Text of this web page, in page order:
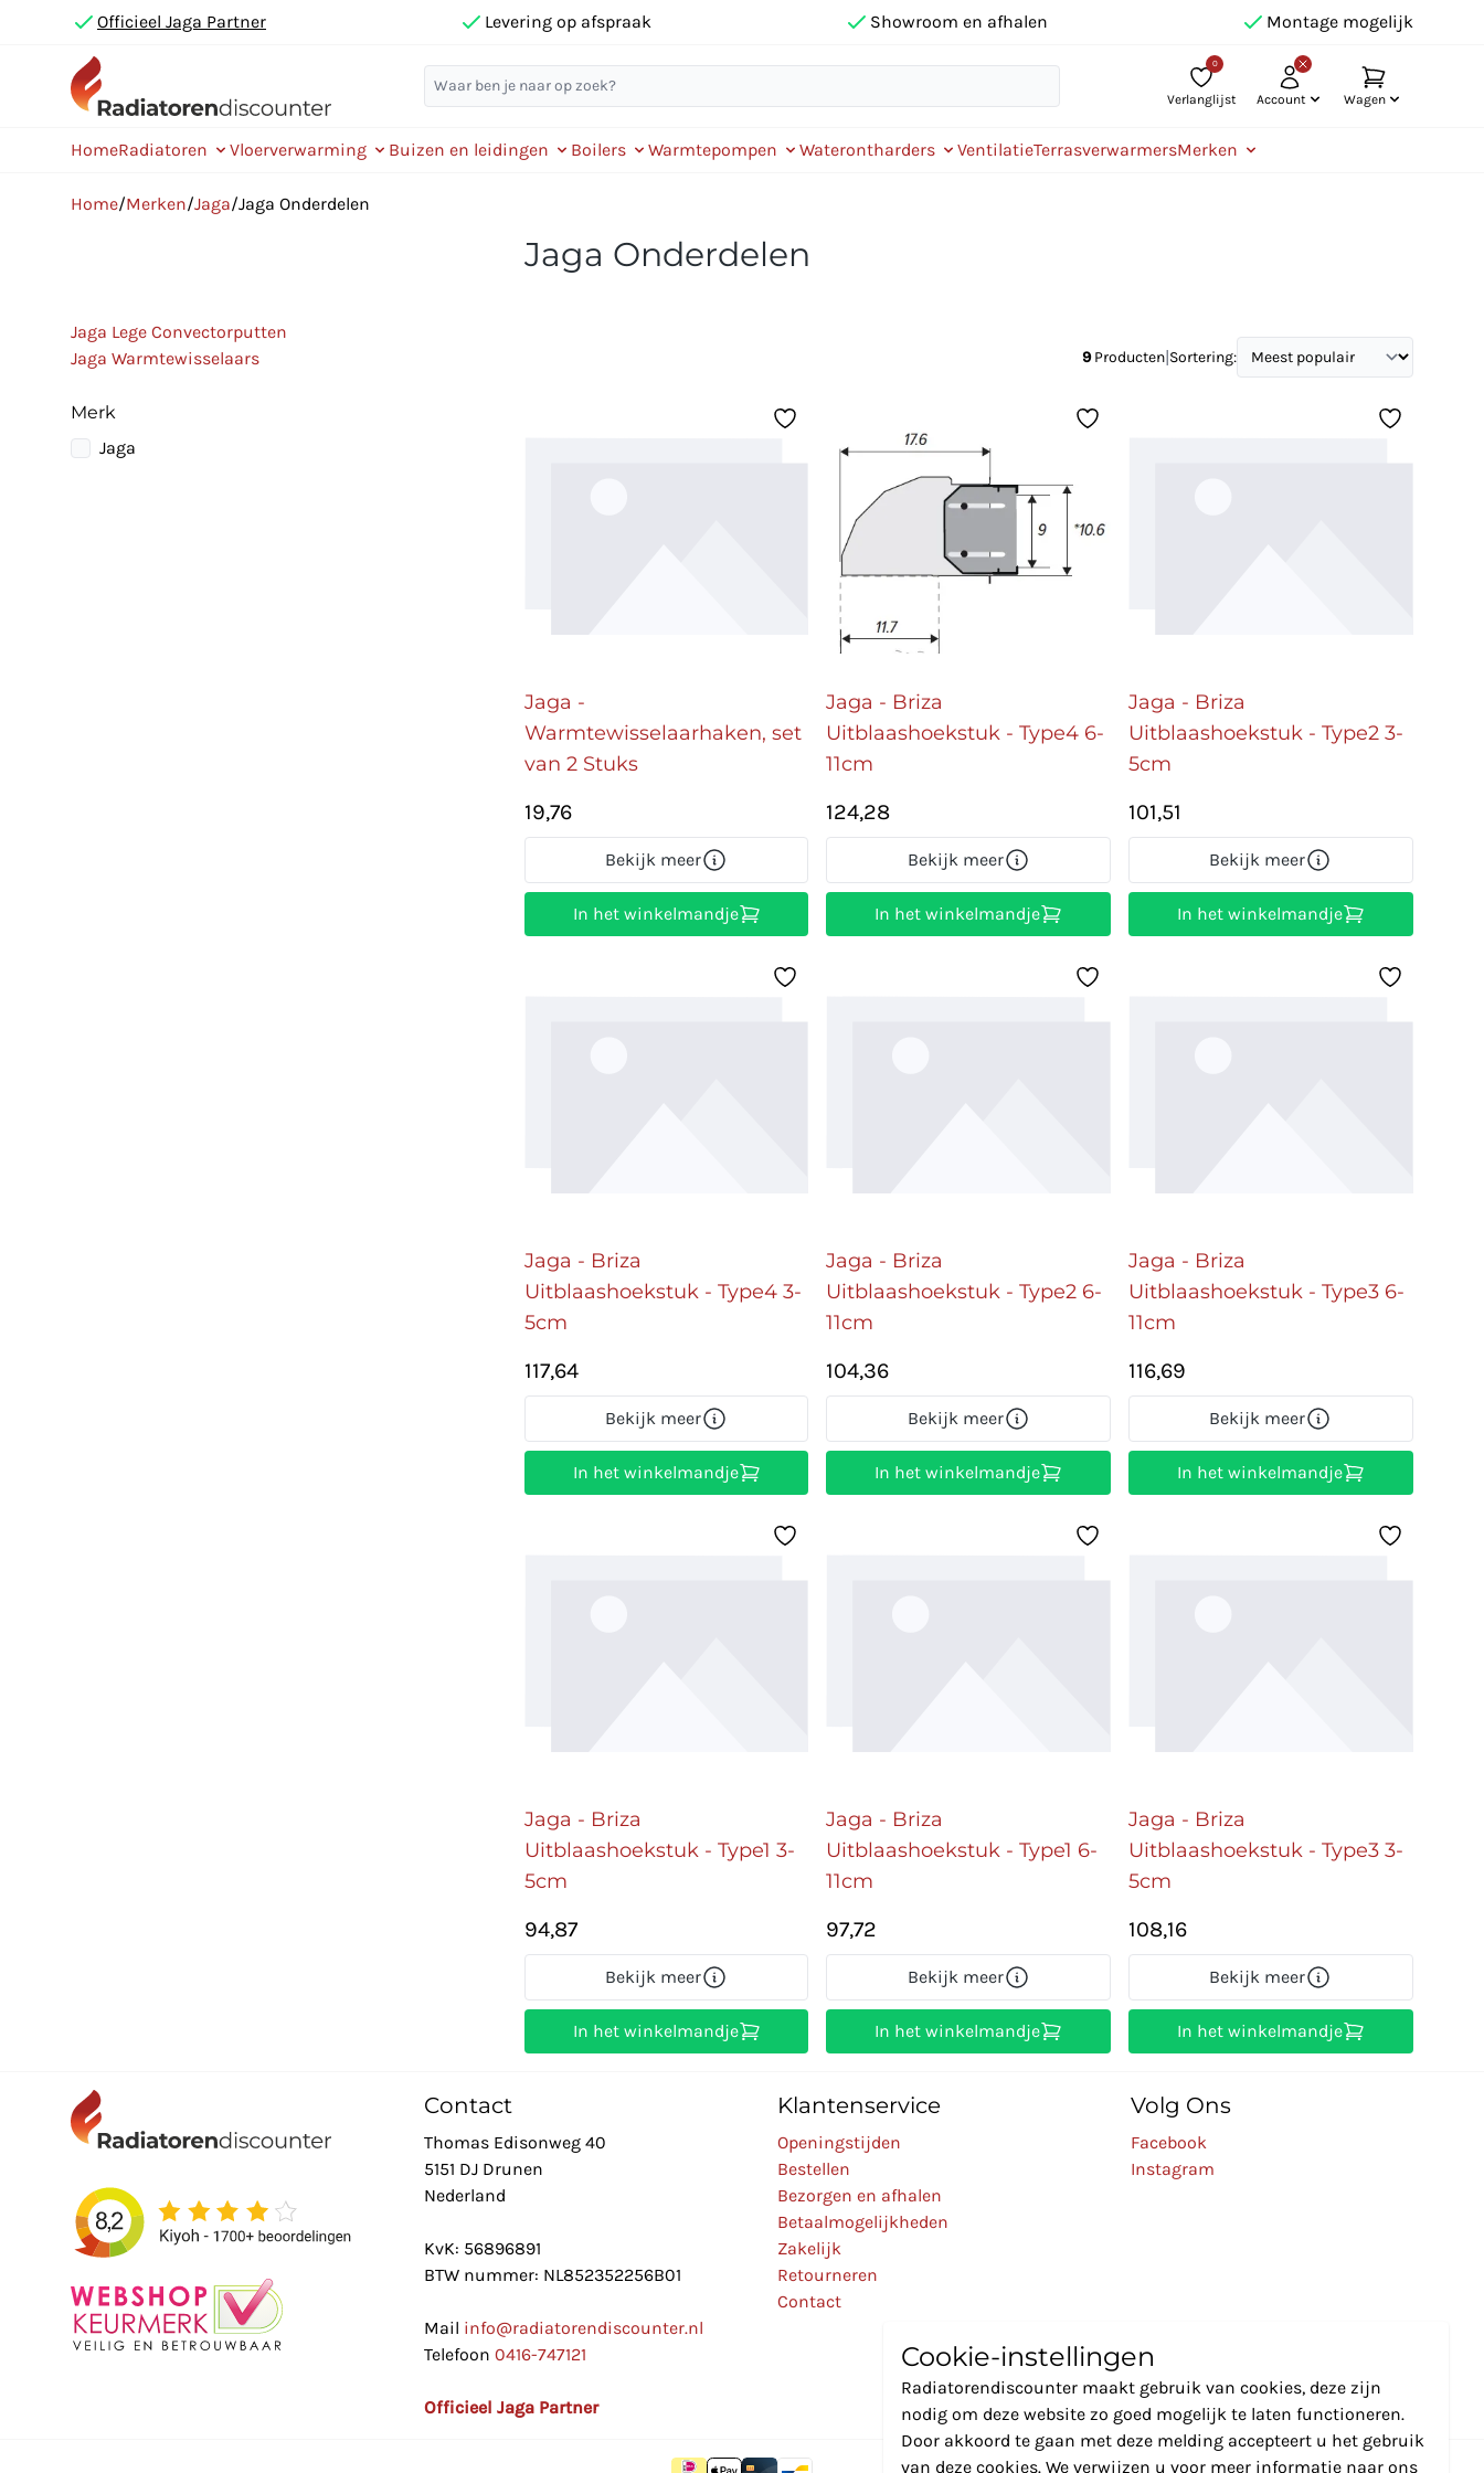
Officieel Jaga Partner Levering op afspraak Showroom en afhalen Montage mogelijk
0
Verlanglijst Account Wagen
HomeRadiatoren Vloerverwarming Buizen en leidingen Boilers Warmtepompen Waterontharders VentilatieTerrasverwarmersMerken
Home/Merken/Jaga/Jaga Onderdelen
Jaga Onderdelen
Jaga Lege Convectorputten
Jaga Warmtewisselaars
Merk
Jaga
9Producten|Sortering:
Jaga -
Warmtewisselaarhaken, set
van 2 Stuks
19,76
Bekijk meer
In het winkelmandje
Jaga - Briza
Uitblaashoekstuk - Type4 6-
11cm
124,28
Bekijk meer
In het winkelmandje
Jaga - Briza
Uitblaashoekstuk - Type2 3-
5cm
101,51
Bekijk meer
In het winkelmandje
Jaga - Briza
Uitblaashoekstuk - Type4 3-
5cm
117,64
Bekijk meer
In het winkelmandje
Jaga - Briza
Uitblaashoekstuk - Type2 6-
11cm
104,36
Bekijk meer
In het winkelmandje
Jaga - Briza
Uitblaashoekstuk - Type3 6-
11cm
116,69
Bekijk meer
In het winkelmandje
Jaga - Briza
Uitblaashoekstuk - Type1 3-
5cm
94,87
Bekijk meer
In het winkelmandje
Jaga - Briza
Uitblaashoekstuk - Type1 6-
11cm
97,72
Bekijk meer
In het winkelmandje
Jaga - Briza
Uitblaashoekstuk - Type3 3-
5cm
108,16
Bekijk meer
In het winkelmandje
Contact
Thomas Edisonweg 40
5151 DJ Drunen
Nederland
KvK: 56896891
BTW nummer: NL852352256B01
Mail info@radiatorendiscounter.nl
Telefoon 0416-747121
Officieel Jaga Partner
Klantenservice
Openingstijden
Bestellen
Bezorgen en afhalen
Betaalmogelijkheden
Zakelijk
Retourneren
Contact
Volg Ons
Facebook
Instagram
Cookie-instellingen
Radiatorendiscounter maakt gebruik van cookies, deze zijn
nodig om deze website zo goed mogelijk te laten functioneren.
Door akkoord te gaan met deze melding accepteert u het gebruik
van deze cookies. We verwijzen u voor meer informatie naar ons